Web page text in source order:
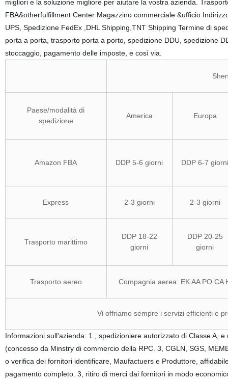
migliori e la soluzione migliore per aiutare la vostra azienda.
FBA&otherfulfillment Center Magazzino commerciale &ufficio
UPS, Spedizione FedEx ,DHL Shipping,TNT Shipping Termine di
porta a porta, trasporto porta a porto, spedizione DDU, spedizione
stoccaggio, pagamento delle imposte, e così via.
Paese/modalità di
spedizione
America Europa
Amazon FBA DDP 5-6 giorni DDP 6-7
Express 2-3 giorni 2-3 giorni
Trasporto marittimo
DDP 18-22
giorni
DDP 20-25
giorni
Trasporto aereo Compagnia aerea: EK AA PO
Vi offriamo sempre i servizi efficienti e
Informazioni sull'azienda: 1 , spedizioniere autorizzato di Classe A,
(concesso da Minstry di commercio della RPC. 3, CGLN, SGS,
o verifica dei fornitori identificare, Maufactuers e Produttore,
pagamento completo. 3, ritiro di merci dai fornitori in modo